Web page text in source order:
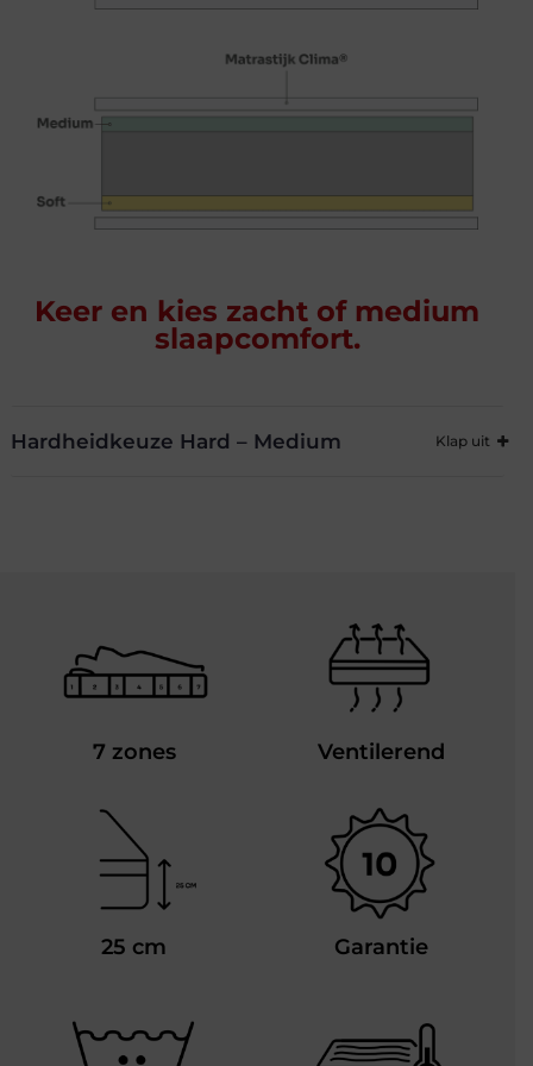
Keer en kies zacht of medium
slaapcomfort.
Hardheidkeuze Hard – Medium
7 zones Ventilerend
25 cm Garantie